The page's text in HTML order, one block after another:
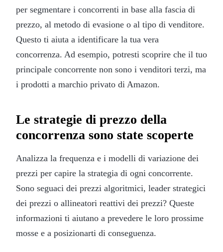
per segmentare i concorrenti in base alla fascia di
prezzo, al metodo di evasione o al tipo di venditore.
Questo ti aiuta a identificare la tua vera
concorrenza. Ad esempio, potresti scoprire che il tuo
principale concorrente non sono i venditori terzi, ma
i prodotti a marchio privato di Amazon.
Le strategie di prezzo della
concorrenza sono state scoperte
Analizza la frequenza e i modelli di variazione dei
prezzi per capire la strategia di ogni concorrente.
Sono seguaci dei prezzi algoritmici, leader strategici
dei prezzi o allineatori reattivi dei prezzi? Queste
informazioni ti aiutano a prevedere le loro prossime
mosse e a posizionarti di conseguenza.